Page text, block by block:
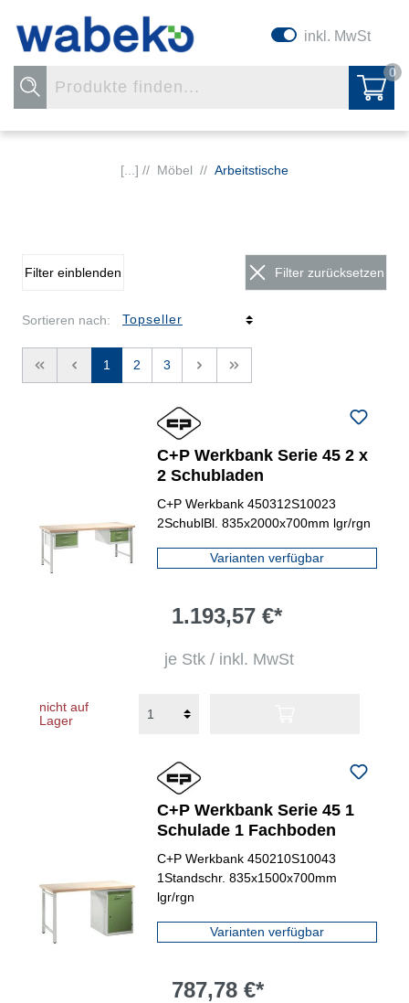
inkl. MwSt
0
[...] // Möbel // Arbeitstische
Filter einblenden Filter zurücksetzen
Sortieren nach:
<< < 1 2 3 > >>
C+P Werkbank Serie 45 2 x
2 Schubladen
C+P Werkbank 450312S10023
2SchublBl. 835x2000x700mm lgr/rgn
Varianten verfügbar
1.193,57 €*
je Stk / inkl. MwSt
nicht auf
Lager
C+P Werkbank Serie 45 1
Schulade 1 Fachboden
C+P Werkbank 450210S10043
1Standschr. 835x1500x700mm
lgr/rgn
Varianten verfügbar
787,78 €*